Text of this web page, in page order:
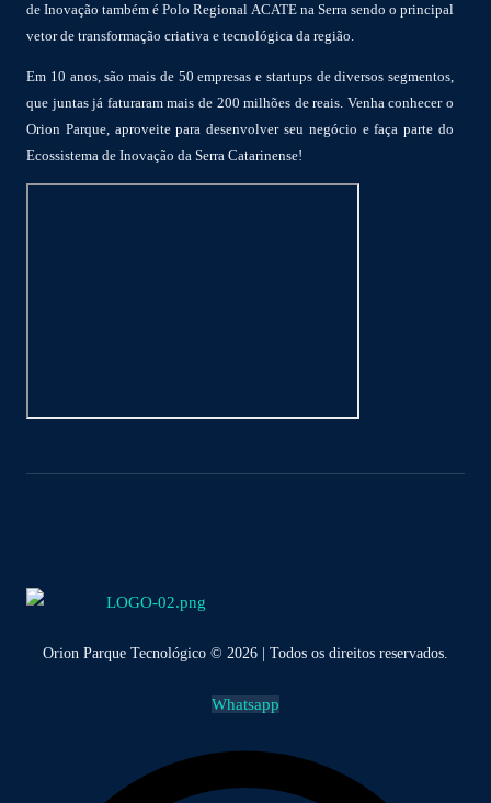
de Inovação também é Polo Regional ACATE na Serra sendo o principal
vetor de transformação criativa e tecnológica da região.
Em 10 anos, são mais de 50 empresas e startups de diversos segmentos,
que juntas já faturaram mais de 200 milhões de reais. Venha conhecer o
Orion Parque, aproveite para desenvolver seu negócio e faça parte do
Ecossistema de Inovação da Serra Catarinense!
Orion Parque Tecnológico © 2026 | Todos os direitos reservados.
Whatsapp